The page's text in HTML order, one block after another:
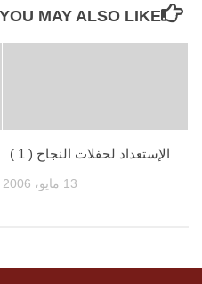
YOU MAY ALSO LIKE...
الإستعداد لحفلات النجاح ( 1 )
13 مايو، 2006